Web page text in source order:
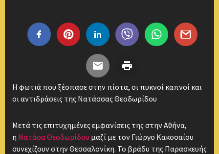
Η φωτιά που ξέσπασε στην πίστα, οι πυκνοί καπνοί και
οι αντιδράσεις της Νατάσσας Θεοδωρίδου
Μετά τις επιτυχημένες εμφανίσεις της στην Αθήνα,
η Νατάσα Θεοδωρίδου μαζί με τον Γιώργο Κακοσαίου
συνεχίζουν στην Θεσσαλονίκη. Το βράδυ της Παρασκευής